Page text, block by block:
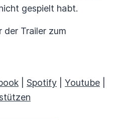
gespielt habt.
der Trailer zum
Spotify Youtube